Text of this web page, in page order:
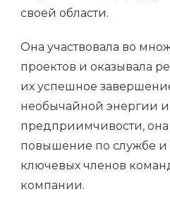
своей области.
Она участвовала во
проектов и оказывала
их успешное
необычайной энергии и
предприимчивости, она
повышение по службе и
ключевых членов
компании.